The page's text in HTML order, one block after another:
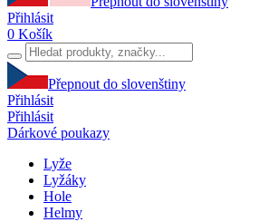
Přihlásit
0 Košík
Přepnout do slovenštiny
Přihlásit
Přihlásit
Dárkové poukazy
Lyže
Lyžáky
Hole
Helmy